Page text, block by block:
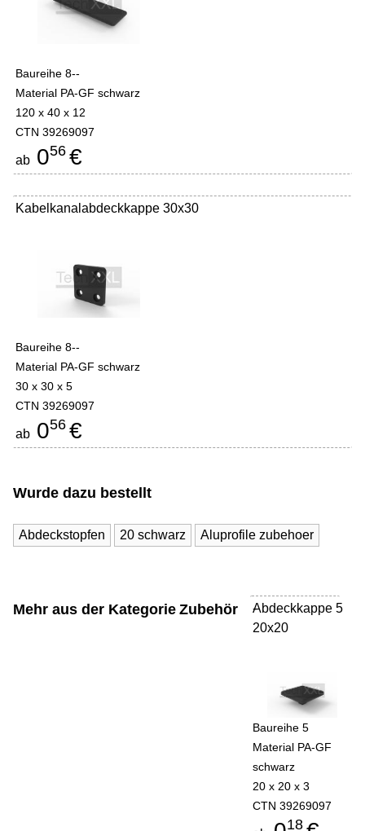
Baureihe 8--
Material PA-GF schwarz
120 x 40 x 12
CTN 39269097
ab 056 €
Kabelkanalabdeckkappe 30x30
Baureihe 8--
Material PA-GF schwarz
30 x 30 x 5
CTN 39269097
ab 056 €
Wurde dazu bestellt
Abdeckstopfen 20 schwarz Aluprofile zubehoer
Mehr aus der Kategorie Zubehör
Abdeckkappe 5
20x20
-
Baureihe 5
Material PA-GF
schwarz
20 x 20 x 3
CTN 39269097
18